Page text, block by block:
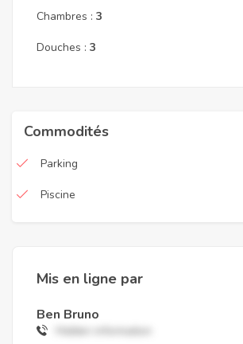
Chambres : 3
Douches : 3
Commodités
Parking
Piscine
Mis en ligne par
Ben Bruno
Hidden information